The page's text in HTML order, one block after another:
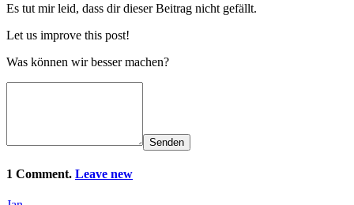
Es tut mir leid, dass dir dieser Beitrag nicht gefällt.
Let us improve this post!
Was können wir besser machen?
Senden
1 Comment. Leave new